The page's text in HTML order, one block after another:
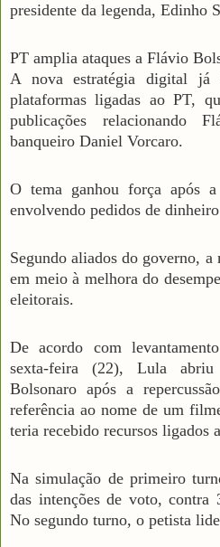
presidente da legenda, Edinho
PT amplia ataques a Flávio
A nova estratégia digital já
plataformas ligadas ao PT,
publicações relacionando
banqueiro Daniel Vorcaro.
O tema ganhou força após
envolvendo pedidos de
Segundo aliados do governo, a
em meio à melhora do
eleitorais.
De acordo com
sexta-feira (22), Lula
Bolsonaro após a
referência ao nome de um
teria recebido recursos ligados
Na simulação de primeiro
das intenções de voto, contra
No segundo turno, o petista